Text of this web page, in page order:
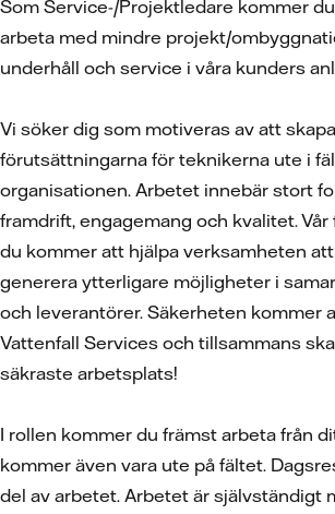
Som Service-/Projektledare kommer
arbeta med mindre projekt/
underhåll och service i våra kunders
Vi söker dig som motiveras av att
förutsättningarna för teknikerna ute i
organisationen. Arbetet innebär stort
framdrift, engagemang och kvalitet.
du kommer att hjälpa verksamheten
generera ytterligare möjligheter i
och leverantörer. Säkerheten kommer
Vattenfall Services och tillsammans
säkraste arbetsplats!
I rollen kommer du främst arbeta från
kommer även vara ute på fältet.
del av arbetet. Arbetet är självständigt